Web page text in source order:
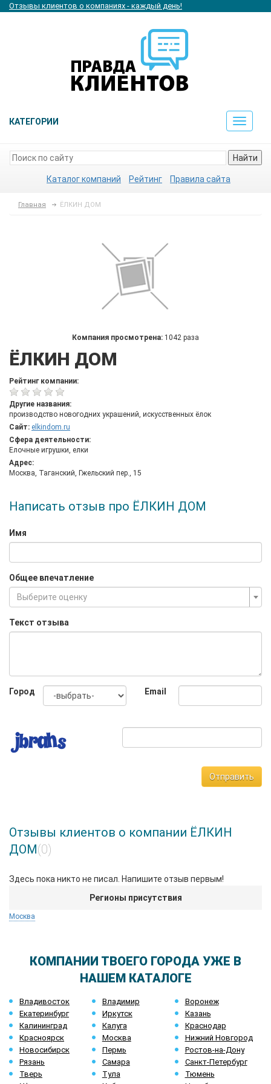
Отзывы клиентов о компаниях - каждый день!
КАТЕГОРИИ
Toggle
Найти
Каталог компаний Рейтинг Правила сайта
Главная ЁЛКИН ДОМ
Компания просмотрена: 1042 раза
ЁЛКИН ДОМ
Рейтинг компании:
Другие названия:
производство новогодних украшений, искусственных ёлок
Сайт: elkindom.ru
Сфера деятельности:
Елочные игрушки, елки
Адрес:
Москва, Таганский, Гжельский пер., 15
Написать отзыв про ЁЛКИН ДОМ
Имя
Общее впечатление
Выберите оценку
Текст отзыва
Город Email
Отправить
Отзывы клиентов о компании ЁЛКИН
ДОМ(0)
Здесь пока никто не писал. Напишите отзыв первым!
Регионы присутствия
Москва
КОМПАНИИ ТВОЕГО ГОРОДА УЖЕ В
НАШЕМ КАТАЛОГЕ
Владивосток Владимир
Воронеж
Екатеринбург
Иркутск
Казань
Калининград
Калуга
Краснодар
Красноярск
Москва
Нижний Новгород
Новосибирск
Пермь
Ростов-на-Дону
Рязань
Самара
Санкт-Петербург
Тверь
Тула
Тюмень